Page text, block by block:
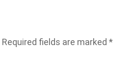
Required fields are marked *